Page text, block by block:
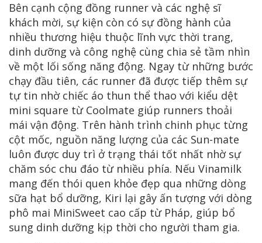
Bên cạnh cộng đồng runner và các nghệ sĩ
khách mời, sự kiện còn có sự đồng hành của
nhiều thương hiệu thuộc lĩnh vực thời trang,
dinh dưỡng và công nghệ cùng chia sẻ tầm nhìn
về một lối sống năng động. Ngay từ những bước
chạy đầu tiên, các runner đã được tiếp thêm sự
tự tin nhờ chiếc áo thun thể thao với kiểu dệt
mini square từ Coolmate giúp runners thoải
mái vận động. Trên hành trình chinh phục từng
cột mốc, nguồn năng lượng của các Sun-mate
luôn được duy trì ở trạng thái tốt nhất nhờ sự
chăm sóc chu đáo từ nhiều phía. Nếu Vinamilk
mang đến thói quen khỏe đẹp qua những dòng
sữa hạt bổ dưỡng, Kiri lại gây ấn tượng với dòng
phô mai MiniSweet cao cấp từ Pháp, giúp bổ
sung dinh dưỡng kịp thời cho người tham gia.